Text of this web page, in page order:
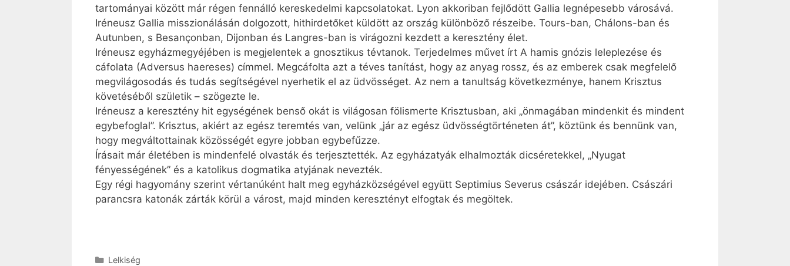
tartományai között már régen fennálló kereskedelmi kapcsolatokat. Lyon akkoriban fejlődött Gallia legnépesebb városává.
Iréneusz Gallia misszionálásán dolgozott, hithirdetőket küldött az ország különböző részeibe. Tours-ban, Chálons-ban és
Autunben, s Besançonban, Dijonban és Langres-ban is virágozni kezdett a keresztény élet.
Iréneusz egyházmegyéjében is megjelentek a gnosztikus tévtanok. Terjedelmes művet írt A hamis gnózis leleplezése és
cáfolata (Adversus haereses) címmel. Megcáfolta azt a téves tanítást, hogy az anyag rossz, és az emberek csak megfelelő
megvilágosodás és tudás segítségével nyerhetik el az üdvösséget. Az nem a tanultság következménye, hanem Krisztus
követéséből születik – szögezte le.
Iréneusz a keresztény hit egységének benső okát is világosan fölismerte Krisztusban, aki „önmagában mindenkit és mindent
egybefoglal”. Krisztus, akiért az egész teremtés van, velünk „jár az egész üdvösségtörténeten át”, köztünk és bennünk van,
hogy megváltottainak közösségét egyre jobban egybefűzze.
Írásait már életében is mindenfelé olvasták és terjesztették. Az egyházatyák elhalmozták dicséretekkel, „Nyugat
fényességének” és a katolikus dogmatika atyjának nevezték.
Egy régi hagyomány szerint vértanúként halt meg egyházközségével együtt ­Septimius Severus császár idejében. Császári
parancsra katonák zárták körül a várost, majd minden keresztényt elfogtak és megöltek.
Kategória
Lelkiség